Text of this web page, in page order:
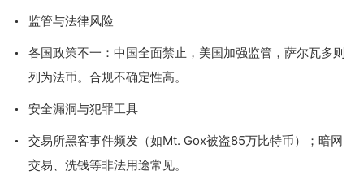
监管与法律风险
各国政策不一：中国全面禁止，美国加强监管，萨尔瓦多则
列为法币。合规不确定性高。
安全漏洞与犯罪工具
交易所黑客事件频发（如Mt. Gox被盗85万比特币）；暗网
交易、洗钱等非法用途常见。